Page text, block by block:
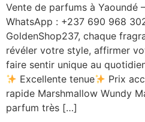
Vente de parfums à Yaoundé
WhatsApp : +237 690 968
GoldenShop237, chaque
révéler votre style, affirmer
faire sentir unique au
Excellente tenue
Prix
rapide Marshmallow Wundy
parfum très […]